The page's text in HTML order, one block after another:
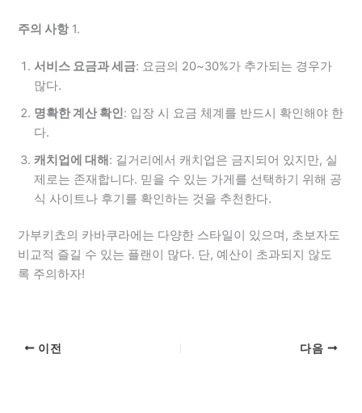
주의 사항 1.
서비스 요금과 세금: 요금의 20~30%가 추가되는 경우가
많다.
명확한 계산 확인: 입장 시 요금 체계를 반드시 확인해야 한
다.
캐치업에 대해 : 길거리에서 캐치업은 금지되어 있지만, 실
제로는 존재합니다. 믿을 수 있는 가게를 선택하기 위해 공
식 사이트나 후기를 확인하는 것을 추천한다.
가부키쵸의 카바쿠라에는 다양한 스타일이 있으며, 초보자도
비교적 즐길 수 있는 플랜이 많다. 단, 예산이 초과되지 않도
록 주의하자!
이전 다음